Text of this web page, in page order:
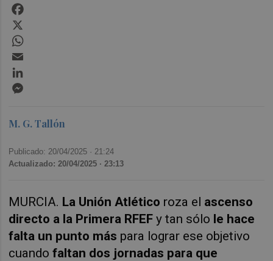
M. G. Tallón
Publicado: 20/04/2025 · 21:24
Actualizado: 20/04/2025 · 23:13
MURCIA. La Unión Atlético roza el ascenso
directo a la Primera RFEFy tan sólo le hace
falta un punto más para lograr ese objetivo
cuandofaltan dos jornadas para que